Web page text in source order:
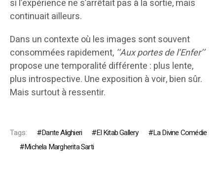
si l’expérience ne s’arrêtait pas à la sortie, mais
continuait ailleurs.
Dans un contexte où les images sont souvent
consommées rapidement, ‘‘Aux portes de l’Enfer’’
propose une temporalité différente : plus lente,
plus introspective. Une exposition à voir, bien sûr.
Mais surtout à ressentir.
Tags: Dante Alighieri El Kitab Gallery
La Divine Comédie
Michela Margherita Sarti